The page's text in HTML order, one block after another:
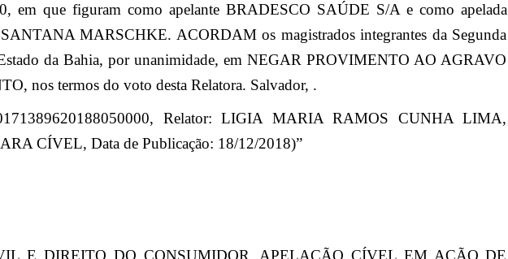
em que figuram como apelante BRADESCO SAÚDE S/A e como apelada
MARSCHKE. ACORDAM os magistrados integrantes da Segunda
da Bahia, por unanimidade, em NEGAR PROVIMENTO AO AGRAVO
nos termos do voto desta Relatora. Salvador, .
Relator: LIGIA MARIA RAMOS CUNHA LIMA,
CÍVEL, Data de Publicação: 18/12/2018)”
E DIREITO DO CONSUMIDOR. APELAÇÃO CÍVEL EM AÇÃO DE